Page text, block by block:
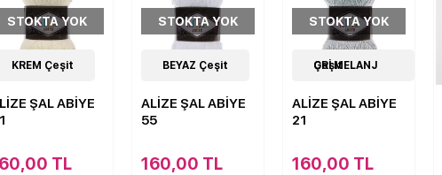
10Çeşit
STOKTA YOK
KREM Çeşit
ŞAL ABİYE
TL
10Çeşit
STOKTA YOK
BEYAZ Çeşit
ALİZE ŞAL ABİYE
55
160,00 TL
10Çeşit
STOKTA YOK
GRİ MELANJ Çeşit
ALİZE ŞAL ABİYE
21
160,00 TL